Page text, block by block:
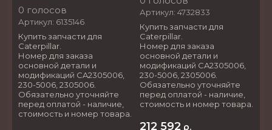
0 голосов
Артикул: 6135146
Купить запчасти для
Caterpillar.
Номер для заказа
основной детали и
модификаций CA2305006,
230-5006, 2305006.
Обязательно уточняйте
перед оплатой - наличие,
стоимость и номер товара.
Артикул: 4732833
Купить запчасти для
Caterpillar.
Номер для заказа
основной детали и
модификаций CA2305006,
230-5006, 2305006.
Обязательно уточняйте
перед оплатой - наличие,
стоимость и номер товара.
212 592 р.